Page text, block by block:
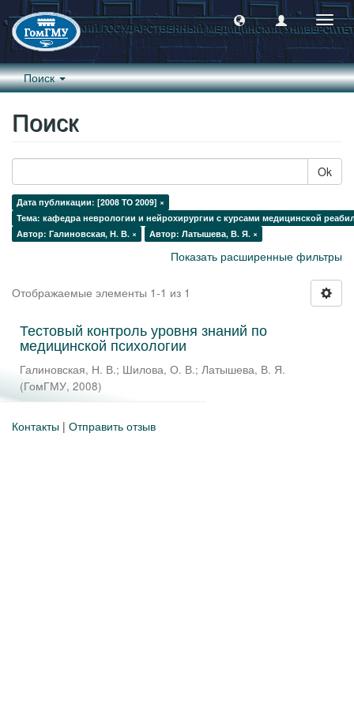
Поиск
Поиск
Ok
Дата публикации: [2008 TO 2009] ×
Тема: кафедра неврологии и нейрохирургии с курсами медицинской
Автор: Галиновская, Н. В. ×
Автор: Латышева, В. Я. ×
Показать расширенные фильтры
Отображаемые элементы 1-1 из 1
Тестовый контроль уровня знаний по
медицинской психологии
Галиновская, Н. В.; Шилова, О. В.; Латышева, В. Я.
(ГомГМУ, 2008)
Контакты | Отправить отзыв